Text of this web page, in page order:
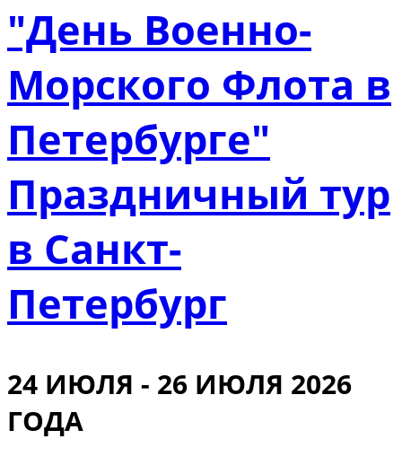
"День Военно-
Морского Флота в
Петербурге"
Праздничный тур
в Санкт-
Петербург
24 ИЮЛЯ - 26 ИЮЛЯ 2026
ГОДА